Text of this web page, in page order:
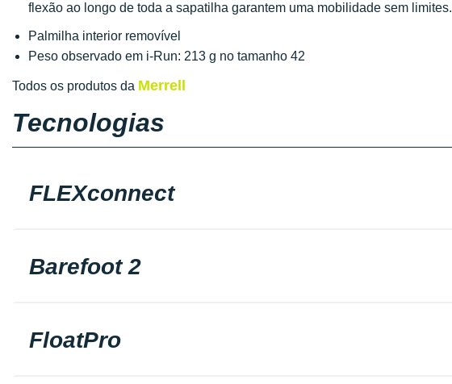
flexão ao longo de toda a sapatilha garantem uma mobilidade sem limites.
Palmilha interior removível
Peso observado em i-Run: 213 g no tamanho 42
Todos os produtos da Merrell
Tecnologias
FLEXconnect
Barefoot 2
FloatPro